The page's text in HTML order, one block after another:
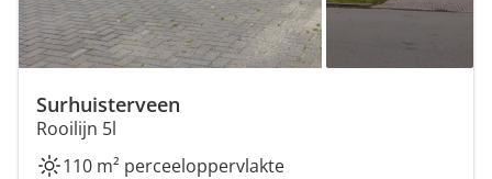
Surhuisterveen
Rooilijn 5l
110 m² perceeloppervlakte